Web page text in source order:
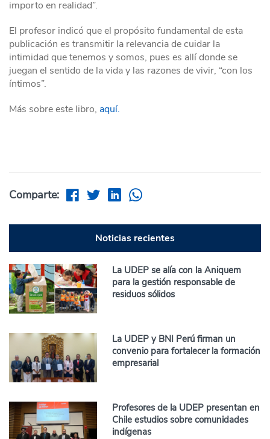
importo en realidad”.
El profesor indicó que el propósito fundamental de esta
publicación es transmitir la relevancia de cuidar la
intimidad que tenemos y somos, pues es allí donde se
juegan el sentido de la vida y las razones de vivir, “con los
íntimos”.
Más sobre este libro, aquí.
Comparte:
Noticias recientes
La UDEP se alía con la Aniquem
para la gestión responsable de
residuos sólidos
La UDEP y BNI Perú firman un
convenio para fortalecer la formación
empresarial
Profesores de la UDEP presentan en
Chile estudios sobre comunidades
indígenas